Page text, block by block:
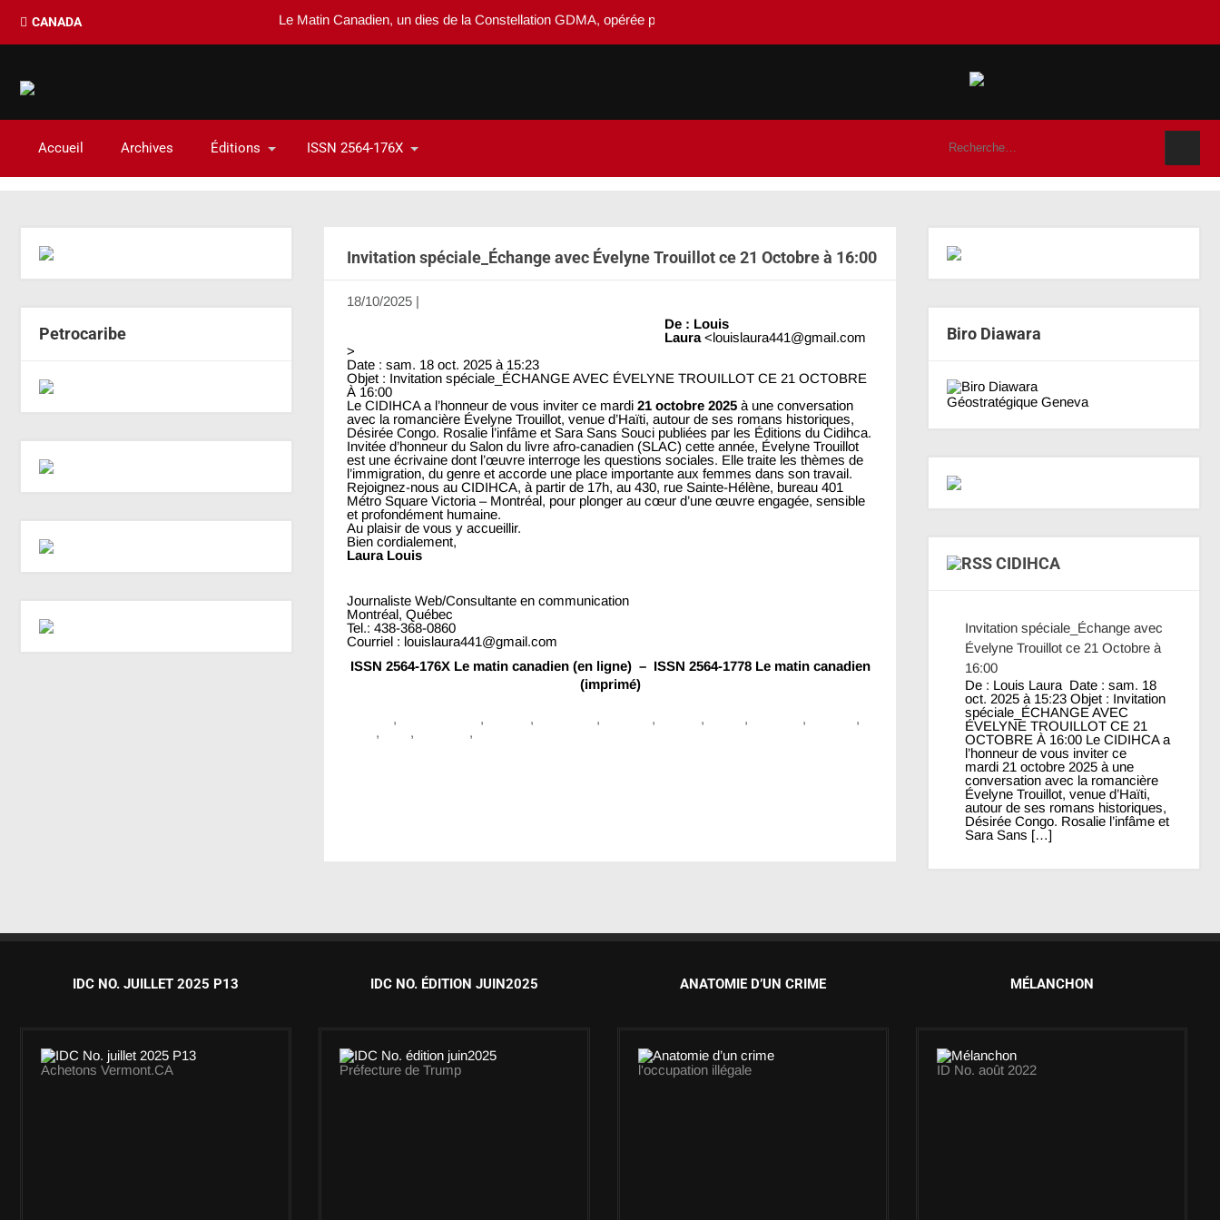
CANADA Le Matin Canadien, un dies de la Constellation GDMA, opérée par Système-dedieu
Accueil Archives Éditions ISSN 2564-176X
Petrocaribe
Invitation spéciale_Échange avec Évelyne Trouillot ce 21 Octobre à 16:00
18/10/2025 |
De : Louis
Laura <louislaura441@gmail.com
>
Date : sam. 18 oct. 2025 à 15:23
Objet : Invitation spéciale_ÉCHANGE AVEC ÉVELYNE TROUILLOT CE 21 OCTOBRE
À 16:00
Le CIDIHCA a l’honneur de vous inviter ce mardi 21 octobre 2025 à une conversation
avec la romancière Évelyne Trouillot, venue d’Haïti, autour de ses romans historiques,
Désirée Congo. Rosalie l’infâme et Sara Sans Souci publiées par les Éditions du Cidihca.
Invitée d’honneur du Salon du livre afro-canadien (SLAC) cette année, Évelyne Trouillot
est une écrivaine dont l’œuvre interroge les questions sociales. Elle traite les thèmes de
l’immigration, du genre et accorde une place importante aux femmes dans son travail.
Rejoignez-nous au CIDIHCA, à partir de 17h, au 430, rue Sainte-Hélène, bureau 401
Métro Square Victoria – Montréal, pour plonger au cœur d’une œuvre engagée, sensible
et profondément humaine.
Au plaisir de vous y accueillir.
Bien cordialement,
Laura Louis
Journaliste Web/Consultante en communication
Montréal, Québec
Tel.: 438-368-0860
Courriel : louislaura441@gmail.com
ISSN 2564-176X Le matin canadien (en ligne) – ISSN 2564-1778 Le matin canadien
(imprimé)
, , , , , , , ,
,
, , ,
Biro Diawara
Géostratégique Geneva
CIDIHCA
Invitation spéciale_Échange avec
Évelyne Trouillot ce 21 Octobre à
16:00
De : Louis Laura Date : sam. 18
oct. 2025 à 15:23 Objet : Invitation
spéciale_ÉCHANGE AVEC
ÉVELYNE TROUILLOT CE 21
OCTOBRE À 16:00 Le CIDIHCA a
l’honneur de vous inviter ce
mardi 21 octobre 2025 à une
conversation avec la romancière
Évelyne Trouillot, venue d’Haïti,
autour de ses romans historiques,
Désirée Congo. Rosalie l’infâme et
Sara Sans […]
IDC NO. JUILLET 2025 P13
Achetons Vermont.CA
IDC NO. ÉDITION JUIN2025
Préfecture de Trump
ANATOMIE D’UN CRIME
l'occupation illégale
MÉLANCHON
ID No. août 2022